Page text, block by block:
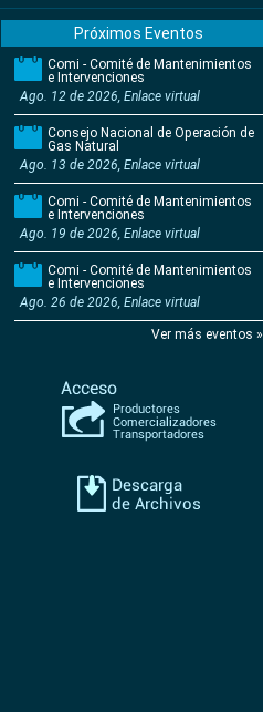
Próximos Eventos
Comi - Comité de Mantenimientos
e Intervenciones
Ago. 12 de 2026, Enlace virtual
Consejo Nacional de Operación de
Gas Natural
Ago. 13 de 2026, Enlace virtual
Comi - Comité de Mantenimientos
e Intervenciones
Ago. 19 de 2026, Enlace virtual
Comi - Comité de Mantenimientos
e Intervenciones
Ago. 26 de 2026, Enlace virtual
Ver más eventos »